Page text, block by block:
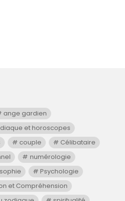
ange gardien
et horoscopes
couple
Célibataire
numérologie
Psychologie
et Compréhension